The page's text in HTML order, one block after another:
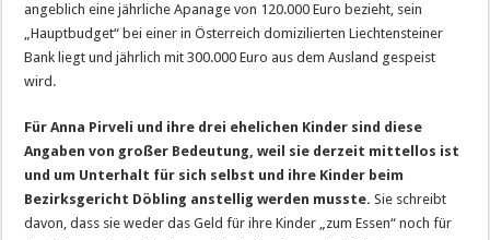
angeblich eine jährliche Apanage von 120.000 Euro bezieht, sein
„Hauptbudget“ bei einer in Österreich domizilierten Liechtensteiner
Bank liegt und jährlich mit 300.000 Euro aus dem Ausland gespeist
wird.
Für Anna Pirveli und ihre drei ehelichen Kinder sind diese
Angaben von großer Bedeutung, weil sie derzeit mittellos ist
und um Unterhalt für sich selbst und ihre Kinder beim
Bezirksgericht Döbling anstellig werden musste. Sie schreibt
davon, dass sie weder das Geld für ihre Kinder „zum Essen“ noch für